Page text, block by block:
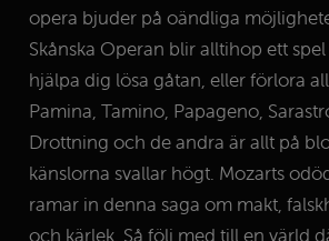
opera bjuder på oändliga
Skånska Operan blir alltihop ett
hjälpa dig lösa gåtan, eller förlora
Pamina, Tamino, Papageno,
Drottning och de andra är allt på
känslorna svallar högt. Mozarts
ramar in denna saga om makt,
och kärlek. Så följ med till en värld